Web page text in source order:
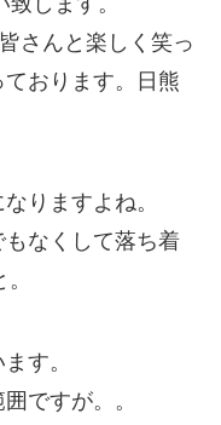
さんと楽しく笑っ
おります。日熊
りますよね。
なくして落ち着
す。
ですが。。